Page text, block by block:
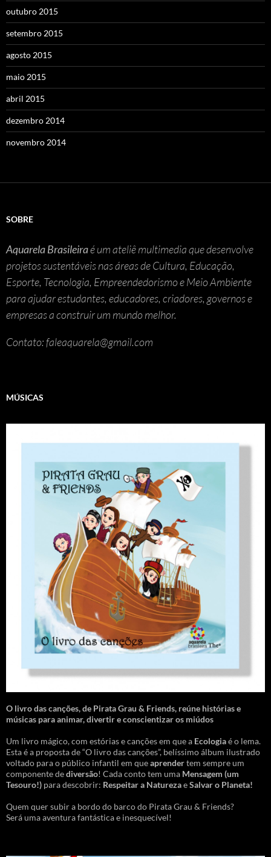
outubro 2015
setembro 2015
agosto 2015
maio 2015
abril 2015
dezembro 2014
novembro 2014
SOBRE
Aquarela Brasileiraé um ateliê multimedia que desenvolve
projetos sustentáveis nas áreas de Cultura, Educação,
Esporte, Tecnologia, Empreendedorismo e Meio Ambiente
para ajudar estudantes, educadores, criadores, governos e
empresas a construir um mundo melhor.
Contato: faleaquarela@gmail.com
MÚSICAS
O livro das canções,de Pirata Grau & Friends, reúne histórias e
músicas para animar, divertir e conscientizar os miúdos
Um livro mágico, com estórias e canções em que a Ecologiaé o lema.
Esta é a proposta de “O livro das canções”, belíssimo álbum ilustrado
voltado para o público infantil em queaprendertem sempre um
componente dediversão! Cada conto tem uma Mensagem (um
Tesouro!) para descobrir: Respeitar a NaturezaeSalvar o Planeta!
Quem quer subir a bordo do barco do Pirata Grau & Friends?
Será uma aventura fantástica e inesquecível!